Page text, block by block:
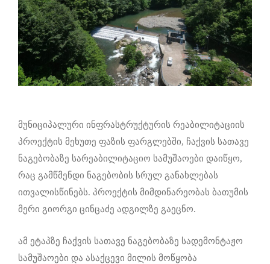
მუნიციპალური ინფრასტრუქტურის რეაბილიტაციის
პროექტის მეხუთე ფაზის ფარგლებში, ჩაქვის სათავე
ნაგებობაზე სარეაბილიტაციო სამუშაოები დაიწყო,
რაც გამწმენდი ნაგებობის სრულ განახლებას
ითვალისწინებს. პროექტის მიმდინარეობას ბათუმის
მერი გიორგი ცინცაძე ადგილზე გაეცნო.
ამ ეტაპზე ჩაქვის სათავე ნაგებობაზე სადემონტაჟო
სამუშაოები და ასაქცევი მილის მოწყობა